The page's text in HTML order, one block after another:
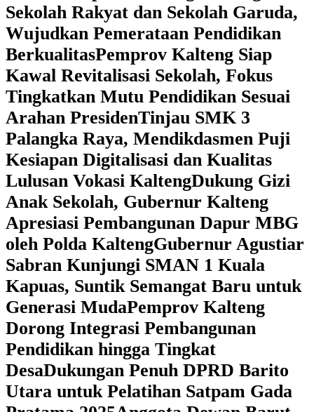
Sekolah Rakyat dan Sekolah Garuda,
Wujudkan Pemerataan Pendidikan
Berkualitas‎Pemprov Kalteng Siap
Kawal Revitalisasi Sekolah, Fokus
Tingkatkan Mutu Pendidikan Sesuai
Arahan Presiden‎Tinjau SMK 3
Palangka Raya, Mendikdasmen Puji
Kesiapan Digitalisasi dan Kualitas
Lulusan Vokasi Kalteng‎Dukung Gizi
Anak Sekolah, Gubernur Kalteng
Apresiasi Pembangunan Dapur MBG
oleh Polda Kalteng‎Gubernur Agustiar
Sabran Kunjungi SMAN 1 Kuala
Kapuas, Suntik Semangat Baru untuk
Generasi Muda‎Pemprov Kalteng
Dorong Integrasi Pembangunan
Pendidikan hingga Tingkat
DesaDukungan Penuh DPRD Barito
Utara untuk Pelatihan Satpam Gada